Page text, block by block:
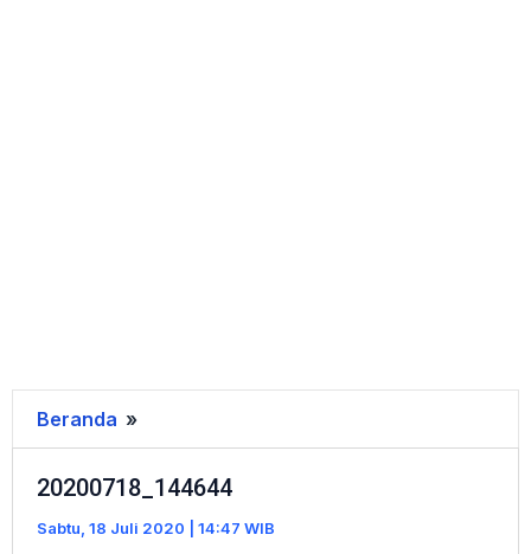
Beranda »
20200718_144644
Sabtu, 18 Juli 2020 | 14:47 WIB